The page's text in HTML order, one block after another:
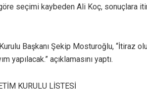
seçimi kaybeden Ali Koç, sonuçlara
Başkanı Şekip Mosturoğlu, “İtiraz
yapılacak.” açıklamasını yaptı.
KURULU LİSTESİ